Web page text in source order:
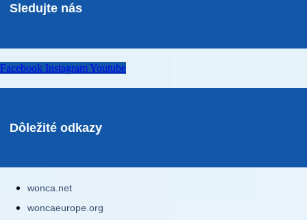
Sledujte nás
Facebook Instagram Youtube
Dôležité odkazy
wonca.net
woncaeurope.org